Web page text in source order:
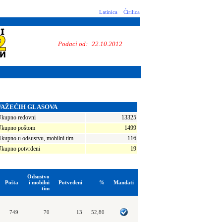
Latinica Ćirilica
Podaci od: 22.10.2012
GLASOVA
redovni
13325
poštom
1499
u odsustvu, mobilni tim
116
potvrđeni
19
Pošta
Odsustvo
i mobilni
tim
Potvrđeni % Mandati
749 70 13 52,80